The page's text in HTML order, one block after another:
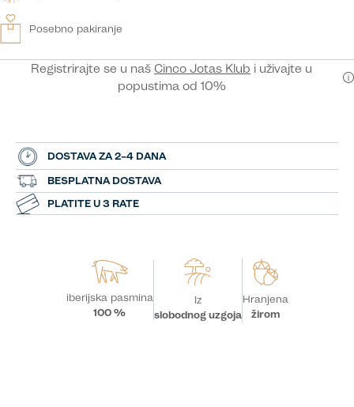
Posebno pakiranje
Registrirajte se u naš Cinco Jotas Klub i uživajte u
popustima od 10%
DOSTAVA ZA 2–4 DANA
BESPLATNA DOSTAVA
PLATITE U 3 RATE
iberijska pasmina
100 %
Iz
slobodnog uzgoja
Hranjena
žirom